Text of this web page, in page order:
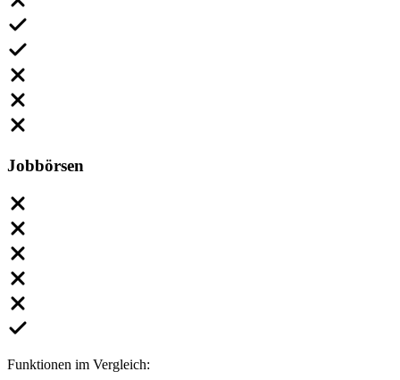
Jobbörsen
Funktionen im Vergleich: